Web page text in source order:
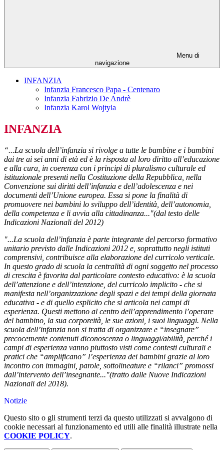
Menu di
navigazione
INFANZIA
Infanzia Francesco Papa - Centenaro
Infanzia Fabrizio De Andrè
Infanzia Karol Wojtyla
INFANZIA
“...La scuola dell’infanzia si rivolge a tutte le bambine e i bambini
dai tre ai sei anni di età ed è la risposta al loro diritto all’educazione
e alla cura, in coerenza con i principi di pluralismo culturale ed
istituzionale presenti nella Costituzione della Repubblica, nella
Convenzione sui diritti dell’infanzia e dell’adolescenza e nei
documenti dell’Unione europea. Essa si pone la finalità di
promuovere nei bambini lo sviluppo dell’identità, dell’autonomia,
della competenza e li avvia alla cittadinanza..."(dal testo delle
Indicazioni Nazionali del 2012)
"...La scuola dell’infanzia è parte integrante del percorso formativo
unitario previsto dalle Indicazioni 2012 e, soprattutto negli istituti
comprensivi, contribuisce alla elaborazione del curricolo verticale.
In questo grado di scuola la centralità di ogni soggetto nel processo
di crescita è favorita dal particolare contesto educativo: è la scuola
dell’attenzione e dell’intenzione, del curricolo implicito - che si
manifesta nell’organizzazione degli spazi e dei tempi della giornata
educativa - e di quello esplicito che si articola nei campi di
esperienza. Questi mettono al centro dell’apprendimento l’operare
del bambino, la sua corporeità, le sue azioni, i suoi linguaggi. Nella
scuola dell’infanzia non si tratta di organizzare e “insegnare”
precocemente contenuti diconoscenza o linguaggi/abilità, perché i
campi di esperienza vanno piuttosto visti come contesti culturali e
pratici che “amplificano” l’esperienza dei bambini grazie al loro
incontro con immagini, parole, sottolineature e “rilanci” promossi
dall’intervento dell’insegnante..."(tratto dalle Nuove Indicazioni
Nazionali del 2018).
Notizie
Questo sito o gli strumenti terzi da questo utilizzati si avvalgono di
cookie necessari al funzionamento ed utili alle finalità illustrate nella
COOKIE POLICY.